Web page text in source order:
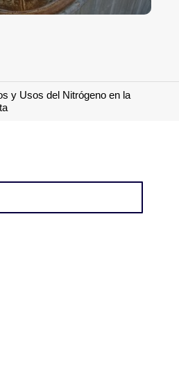
y Usos del Nitrógeno en la